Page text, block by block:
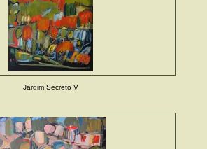
Jardim Secreto V